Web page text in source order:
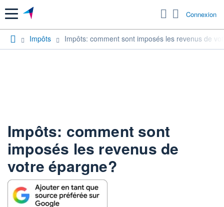
Menu Connexion
Impôts Impôts: comment sont imposés les revenus de
Impôts: comment sont
imposés les revenus de
votre épargne?